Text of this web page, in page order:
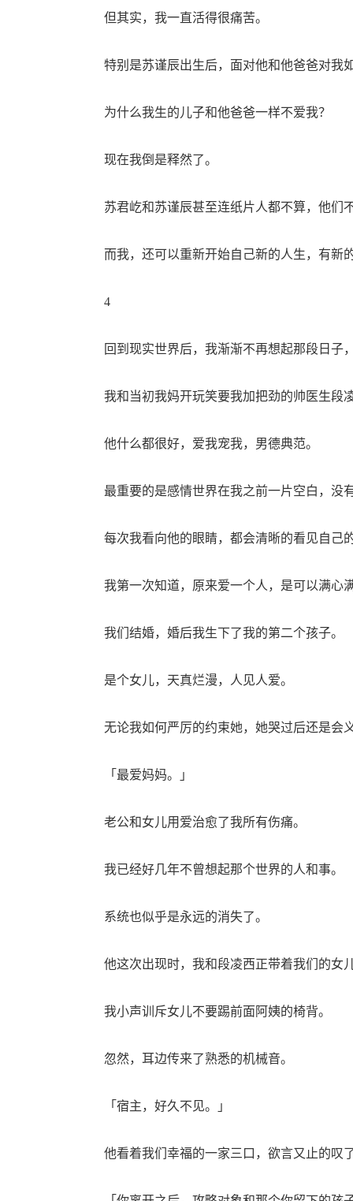
但其实，我一直活得很痛苦。
特别是苏谨辰出生后，面对他和他爸爸对我
为什么我生的儿子和他爸爸一样不爱我？
现在我倒是释然了。
苏君屹和苏谨辰甚至连纸片人都不算，他们
而我，还可以重新开始自己新的人生，有新
4
回到现实世界后，我渐渐不再想起那段日子
我和当初我妈开玩笑要我加把劲的帅医生段
他什么都很好，爱我宠我，男德典范。
最重要的是感情世界在我之前一片空白，没
每次我看向他的眼睛，都会清晰的看见自己
我第一次知道，原来爱一个人，是可以满心
我们结婚，婚后我生下了我的第二个孩子。
是个女儿，天真烂漫，人见人爱。
无论我如何严厉的约束她，她哭过后还是会
「最爱妈妈。」
老公和女儿用爱治愈了我所有伤痛。
我已经好几年不曾想起那个世界的人和事。
系统也似乎是永远的消失了。
他这次出现时，我和段凌西正带着我们的女
我小声训斥女儿不要踢前面阿姨的椅背。
忽然，耳边传来了熟悉的机械音。
「宿主，好久不见。」
他看着我们幸福的一家三口，欲言又止的叹